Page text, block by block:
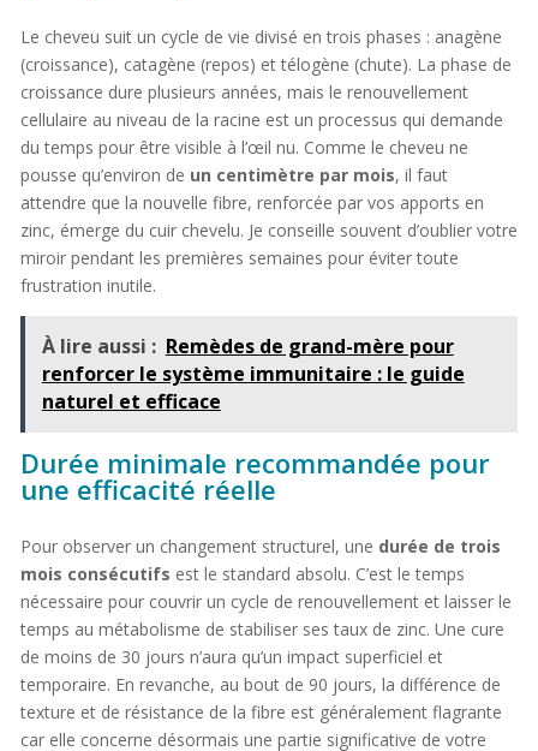
Le cheveu suit un cycle de vie divisé en trois phases : anagène
(croissance), catagène (repos) et télogène (chute). La phase de
croissance dure plusieurs années, mais le renouvellement
cellulaire au niveau de la racine est un processus qui demande
du temps pour être visible à l’œil nu. Comme le cheveu ne
pousse qu’environ de un centimètre par mois, il faut
attendre que la nouvelle fibre, renforcée par vos apports en
zinc, émerge du cuir chevelu. Je conseille souvent d’oublier votre
miroir pendant les premières semaines pour éviter toute
frustration inutile.
À lire aussi : Remèdes de grand-mère pour
renforcer le système immunitaire : le guide
naturel et efficace
Durée minimale recommandée pour
une efficacité réelle
Pour observer un changement structurel, une durée de trois
mois consécutifs est le standard absolu. C’est le temps
nécessaire pour couvrir un cycle de renouvellement et laisser le
temps au métabolisme de stabiliser ses taux de zinc. Une cure
de moins de 30 jours n’aura qu’un impact superficiel et
temporaire. En revanche, au bout de 90 jours, la différence de
texture et de résistance de la fibre est généralement flagrante
car elle concerne désormais une partie significative de votre